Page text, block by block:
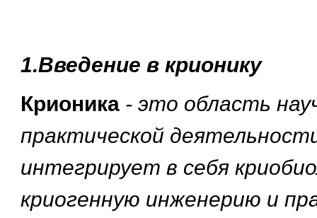
1.Введение в крионику
Крионика - это область
практической
интегрирует в себя
криогенную инженерию и